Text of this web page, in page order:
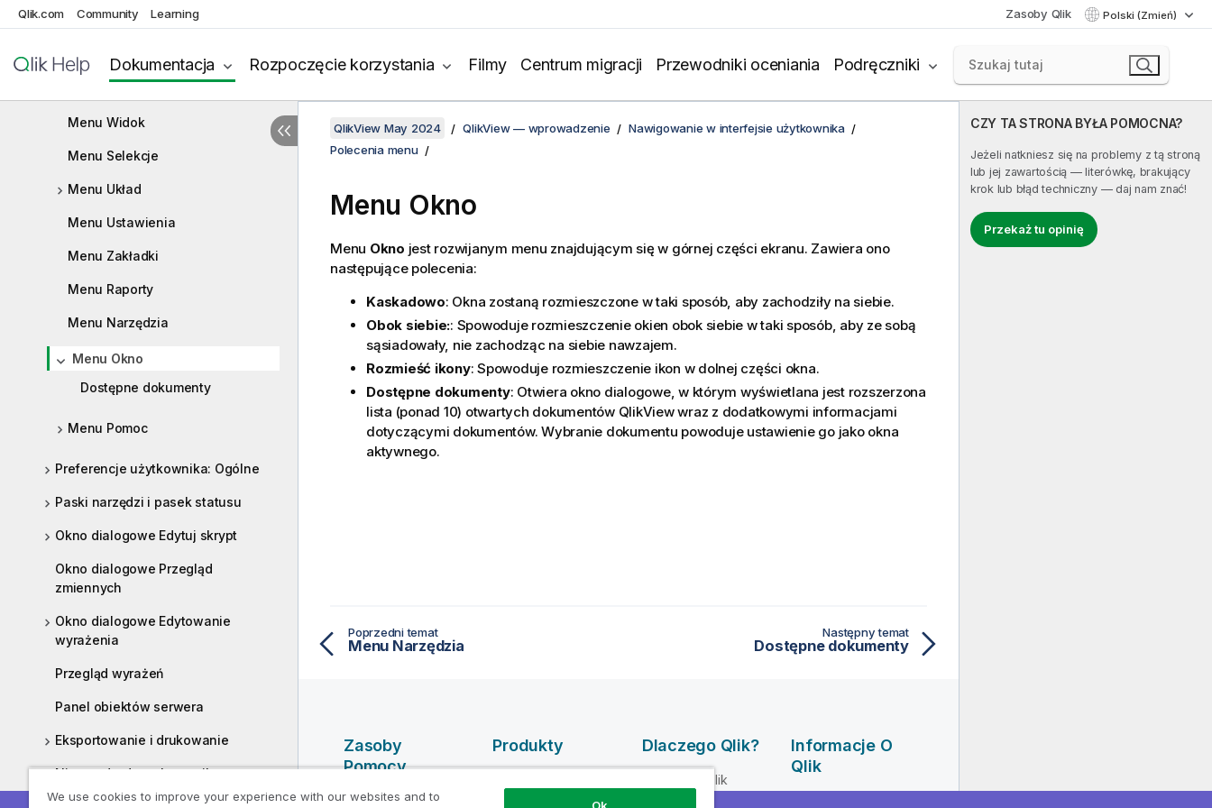
Qlik.com Community Learning Zasoby Qlik Polski (Zmień)
Dokumentacja Rozpoczęcie korzystania Filmy Centrum migracji Przewodniki oceniania Podręczniki
Polecenia menu
Menu Plik
Menu Widok
Menu Selekcje
Menu Układ
Menu Ustawienia
Menu Zakładki
Menu Raporty
Menu Narzędzia
Menu Okno
Dostępne dokumenty
Menu Pomoc
Preferencje użytkownika: Ogólne
Paski narzędzi i pasek statusu
Okno dialogowe Edytuj skrypt
Okno dialogowe Przegląd
zmiennych
Okno dialogowe Edytowanie
wyrażenia
Przegląd wyrażeń
Panel obiektów serwera
Eksportowanie i drukowanie
Niestandardowe komunikaty o
błędach
CZY TA STRONA BYŁA POMOCNA?
Jeżeli natkniesz się na problemy z tą stroną
lub jej zawartością — literówkę, brakujący
krok lub błąd techniczny — daj nam znać!
Przekaż tu opinię
QlikView May 2024 QlikView — wprowadzenie
Nawigowanie w interfejsie użytkownika
Polecenia menu
Menu Okno
Menu Okno jest rozwijanym menu znajdującym się w górnej części ekranu. Zawiera ono
następujące polecenia:
Kaskadowo: Okna zostaną rozmieszczone w taki sposób, aby zachodziły na siebie.
Obok siebie:: Spowoduje rozmieszczenie okien obok siebie w taki sposób, aby ze sobą
sąsiadowały, nie zachodząc na siebie nawzajem.
Rozmieść ikony: Spowoduje rozmieszczenie ikon w dolnej części okna.
Dostępne dokumenty: Otwiera okno dialogowe, w którym wyświetlana jest rozszerzona
lista (ponad 10) otwartych dokumentów QlikViewwraz z dodatkowymi informacjami
dotyczącymi dokumentów. Wybranie dokumentu powoduje ustawienie go jako okna
aktywnego.
Poprzedni temat
Menu Narzędzia
Następny temat
Dostępne dokumenty
Zasoby
Pomocy
Filmy pomocy dla
Produkty
DANYCH I
Dlaczego Qlik?
Dlaczego Qlik
Informacje O
Qlik
We use cookies to improve your experience with our websites and to